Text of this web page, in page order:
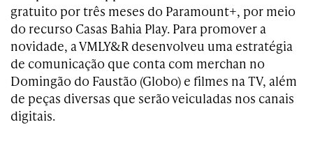
gratuito por três meses do Paramount+, por meio
do recurso Casas Bahia Play. Para promover a
novidade, a VMLY&R desenvolveu uma estratégia
de comunicação que conta com merchan no
Domingão do Faustão (Globo) e filmes na TV, além
de peças diversas que serão veiculadas nos canais
digitais.